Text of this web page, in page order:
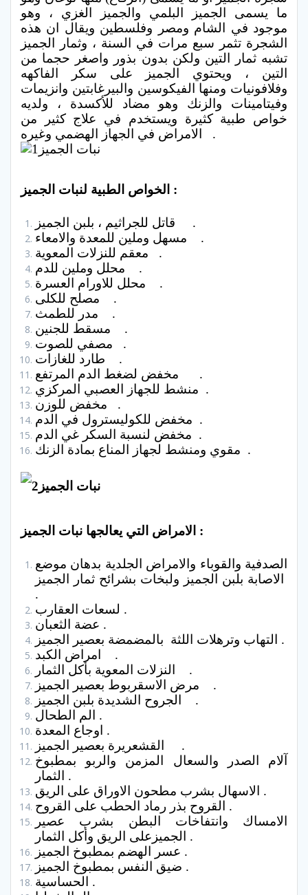
ما يسمى الجميز البلمي والجميز الغزي ، وهو
موجود في الشام ومصر وفلسطين ويقال ان هذه
الشجرة تثمر سبع مرات في السنة ، وثمار الجميز
تشبه ثمار التين ولكن بدون بذور واصغر حجما من
التين ، ويحتوي الجميز على سكر الفاكهه
وفلافونيات ومنها الفيكوسين والبيرغابتين وانزيمات
وفيتامينات والزنك وهو مضاد للأكسدة ، ولديه
خواص طبية كثيرة ويستخدم في علاج كثير من
الامراض في الجهاز الهضمي وغيره .
الخواص الطبية لنبات الجميز :
قاتل للجراثيم ، بلبن الجميز .
مسهل وملين للمعدة والامعاء .
معقم للنزلات المعوية .
محلل وملين للدم .
محلل للاورام العسرة .
مصلح للكلى .
مدر للطمث .
مسقط للجنين .
مصفي للصوت .
طارد للغازات .
مخفض لضغط الدم المرتفع .
منشط للجهاز العصبي المركزي .
مخفض للوزن .
مخفض للكوليسترول في الدم .
مخفض لنسبة السكر غي الدم .
مقوي ومنشط لجهاز المناع بمادة الزنك .
الامراض التي يعالجها نبات الجميز :
الصدفية والقوباء والامراض الجلدية بدهان موضع
الاصابة بلبن الجميز ولبخات بشرائح ثمار الجميز
.
لسعات العقارب .
عضة الثعبان .
التهاب وترهلات اللثة بالمضمضة بعصير الجميز .
امراض الكبد .
النزلات المعوية بأكل الثمار .
مرض الاسقربوط بعصير الجميز .
الجروح الشديدة بلبن الجميز .
الم الطحال .
اوجاع المعدة .
القشعريرة بعصير الجميز .
آلام الصدر والسعال المزمن والربو بمطبوخ
الثمار .
الاسهال بشرب مطحون الاوراق على الريق .
القروح بذر رماد الحطب على القروح .
الامساك وانتفاخات البطن بشرب عصير
الجميزعلى الريق وأكل الثمار .
عسر الهضم بمطبوخ الجميز .
ضيق النفس بمطبوخ الجميز .
الحساسية .